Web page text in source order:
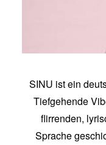
SINU ist ein
Tiefgehende
flirrenden,
Sprache